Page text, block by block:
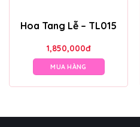
Hoa Tang Lễ – TL015
1,850,000đ
MUA HÀNG